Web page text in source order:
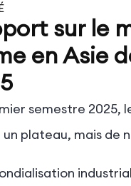
sur le
en Asie
semestre 2025,
plateau, mais de